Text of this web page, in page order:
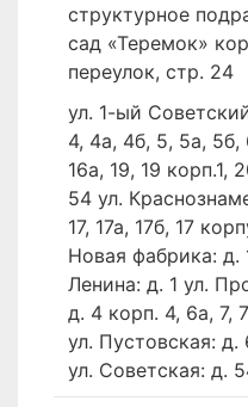
структурное
сад «Теремок»
переулок, стр. 24
ул. 1-ый
4, 4а, 4б, 5, 5а, 5б,
16а, 19, 19 корп.1,
54 ул.
17, 17а, 17б, 17
Новая фабрика: д.
Ленина: д. 1 ул.
д. 4 корп. 4, 6а, 7,
ул. Пустовская: д.
ул. Советская: д.